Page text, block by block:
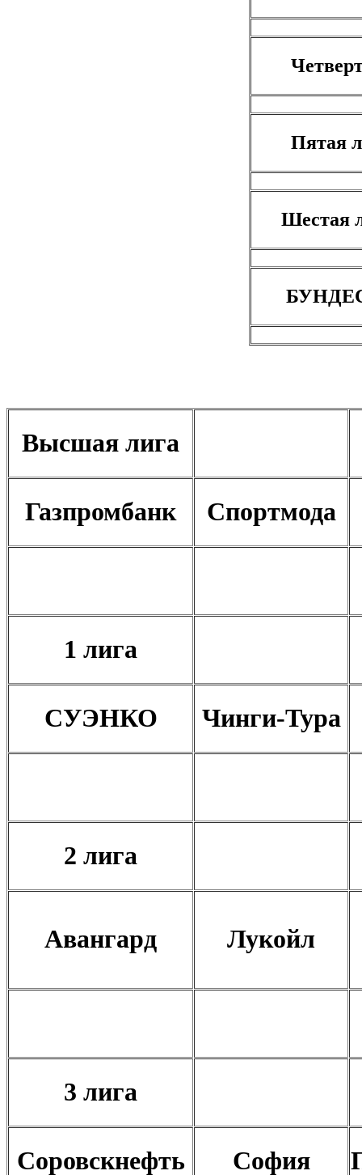
Пятая
Шестая
Высшая лига
Газпромбанк Спортмода
1 лига
СУЭНКО Чинги-Тура
2 лига
Авангард Лукойл
3 лига
Соровскнефть София